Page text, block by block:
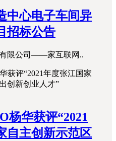
中心电子车间异
招标公告
限公司——家互联网..
杨华获评“2021
自主创新示范区